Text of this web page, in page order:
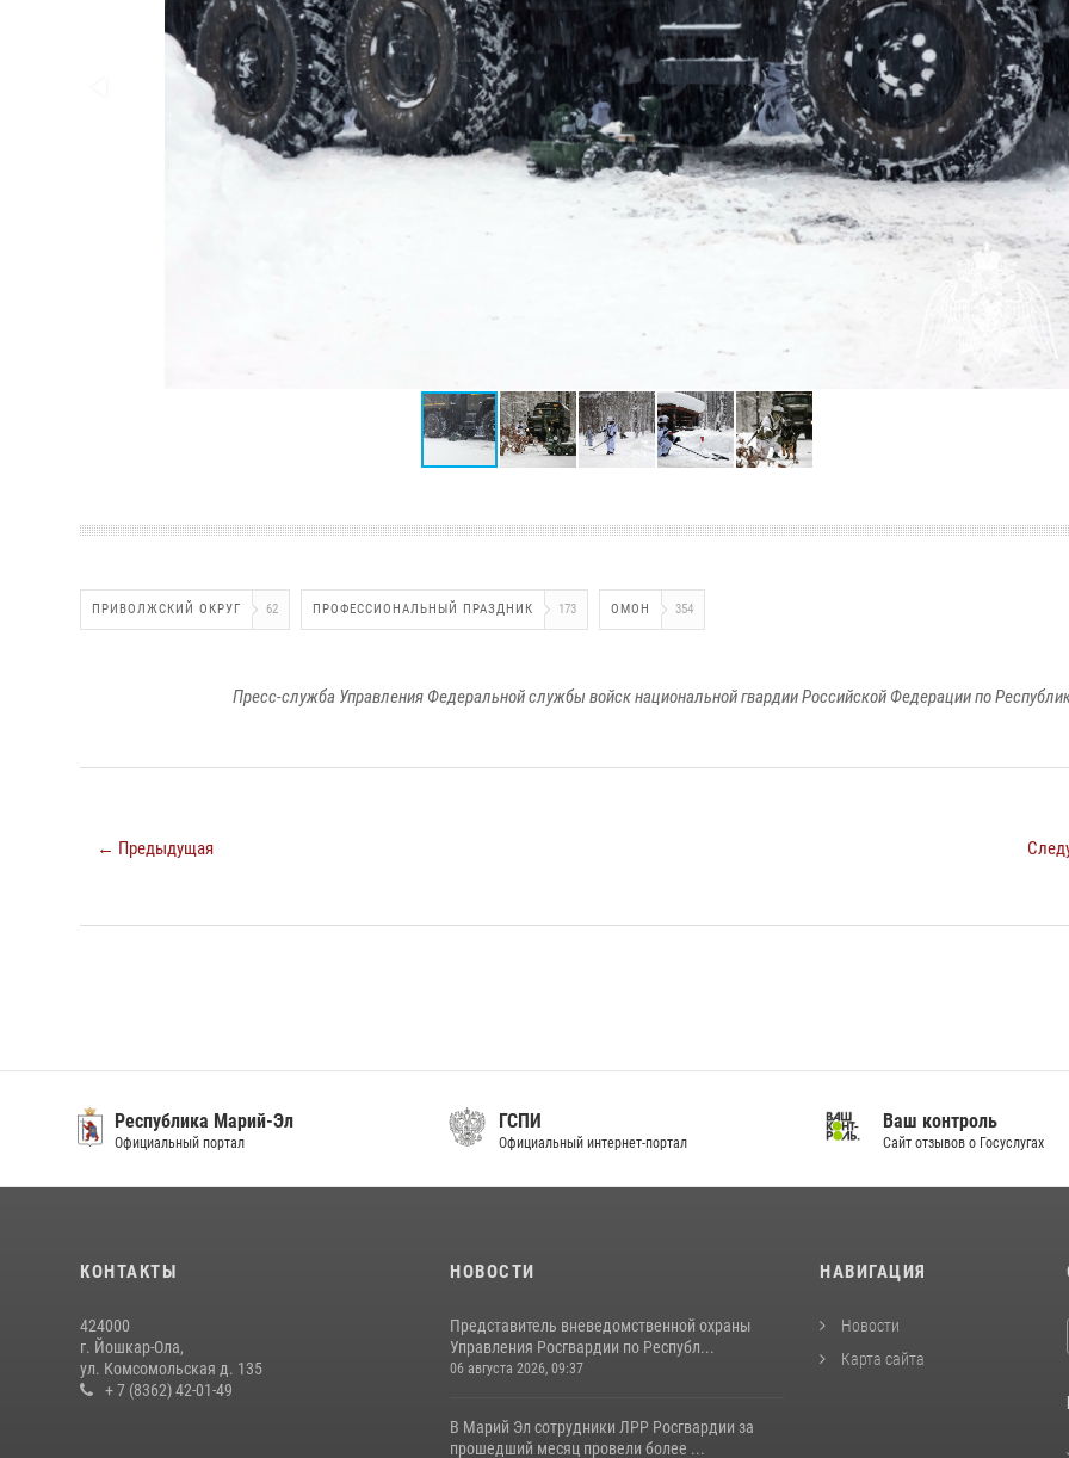
ПРИВОЛЖСКИЙ ОКРУГ 62 ПРОФЕССИОНАЛЬНЫЙ ПРАЗДНИК 173 ОМОН 354
Пресс-служба Управления Федеральной службы войск национальной гвардии Российской Федерации по
← Предыдущая
Республика Марий-Эл
Официальный портал
ГСПИ
Официальный интернет-портал
Ваш контроль
Сайт отзывов о Госуслугах
КОНТАКТЫ
424000
г. Йошкар-Ола,
ул. Комсомольская д. 135
+ 7 (8362) 42-01-49
НОВОСТИ
Представитель вневедомственной охраны
Управления Росгвардии по Республ...
06 августа 2026, 09:37
В Марий Эл сотрудники ЛРР Росгвардии за
прошедший месяц провели более ...
НАВИГАЦИЯ
Новости
Карта сайта